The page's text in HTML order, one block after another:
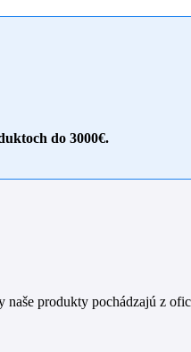
do 3000€.
produkty pochádzajú z